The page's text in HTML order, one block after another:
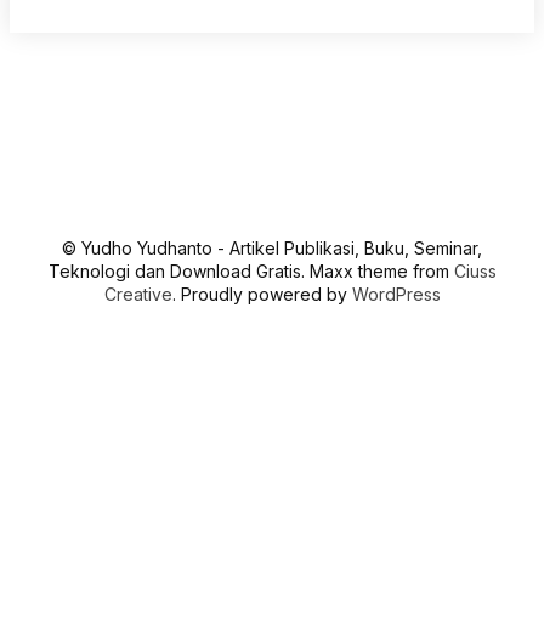
© Yudho Yudhanto - Artikel Publikasi, Buku, Seminar,
Teknologi dan Download Gratis. Maxx theme from Ciuss
Creative. Proudly powered by WordPress